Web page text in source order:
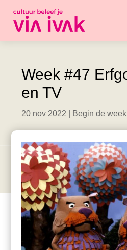
Week #47
en TV
20 nov 2022 Begin de